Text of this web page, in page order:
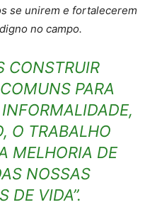
se unirem e fortalecerem
no campo.
CONSTRUIR
PARA
O TRABALHO
MELHORIA DE
NOSSAS
DE VIDA”.